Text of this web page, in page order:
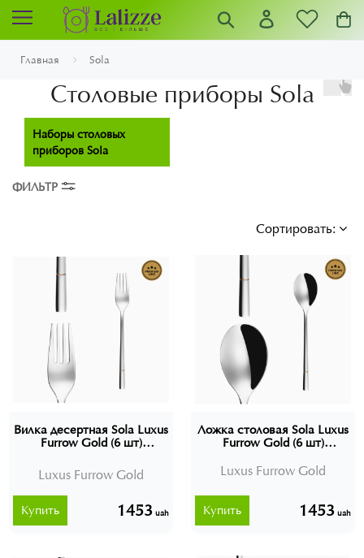
Главная Sola
Столовые приборы Sola
Наборы столовых
приборов Sola
ФИЛЬТР
Сортировать:
Вилка десертная Sola Luxus
Furrow Gold (6 шт)
Luxus Furrow Gold
1453 uah
Купить
Ложка столовая Sola Luxus
Furrow Gold (6 шт)
Luxus Furrow Gold
1453 uah
Купить